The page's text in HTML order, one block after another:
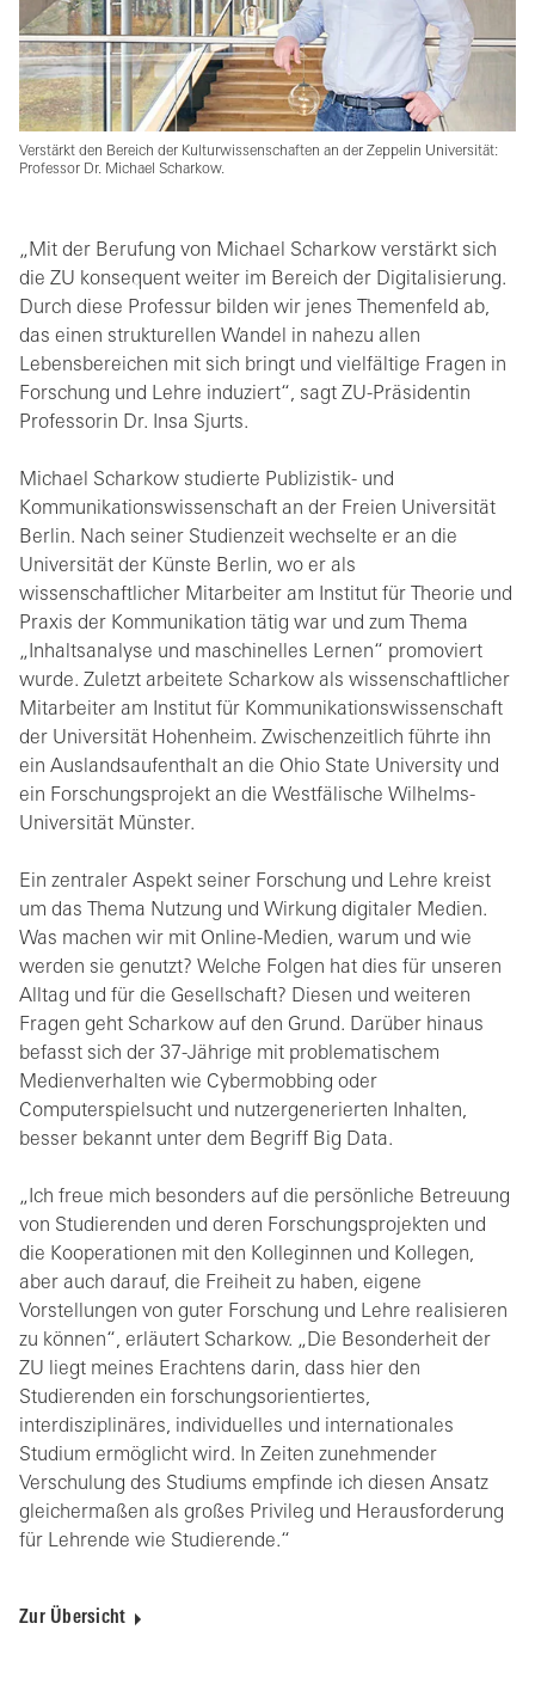
Verstärkt den Bereich der Kulturwissenschaften an der Zeppelin Universität:
Professor Dr. Michael Scharkow.
„Mit der Berufung von Michael Scharkow verstärkt sich
die ZU konsequent weiter im Bereich der Digitalisierung.
Durch diese Professur bilden wir jenes Themenfeld ab,
das einen strukturellen Wandel in nahezu allen
Lebensbereichen mit sich bringt und vielfältige Fragen in
Forschung und Lehre induziert“, sagt ZU-Präsidentin
Professorin Dr. Insa Sjurts.
Michael Scharkow studierte Publizistik- und
Kommunikationswissenschaft an der Freien Universität
Berlin. Nach seiner Studienzeit wechselte er an die
Universität der Künste Berlin, wo er als
wissenschaftlicher Mitarbeiter am Institut für Theorie und
Praxis der Kommunikation tätig war und zum Thema
„Inhaltsanalyse und maschinelles Lernen“ promoviert
wurde. Zuletzt arbeitete Scharkow als wissenschaftlicher
Mitarbeiter am Institut für Kommunikationswissenschaft
der Universität Hohenheim. Zwischenzeitlich führte ihn
ein Auslandsaufenthalt an die Ohio State University und
ein Forschungsprojekt an die Westfälische Wilhelms-
Universität Münster.
Ein zentraler Aspekt seiner Forschung und Lehre kreist
um das Thema Nutzung und Wirkung digitaler Medien.
Was machen wir mit Online-Medien, warum und wie
werden sie genutzt? Welche Folgen hat dies für unseren
Alltag und für die Gesellschaft? Diesen und weiteren
Fragen geht Scharkow auf den Grund. Darüber hinaus
befasst sich der 37-Jährige mit problematischem
Medienverhalten wie Cybermobbing oder
Computerspielsucht und nutzergenerierten Inhalten,
besser bekannt unter dem Begriff Big Data.
„Ich freue mich besonders auf die persönliche Betreuung
von Studierenden und deren Forschungsprojekten und
die Kooperationen mit den Kolleginnen und Kollegen,
aber auch darauf, die Freiheit zu haben, eigene
Vorstellungen von guter Forschung und Lehre realisieren
zu können“, erläutert Scharkow. „Die Besonderheit der
ZU liegt meines Erachtens darin, dass hier den
Studierenden ein forschungsorientiertes,
interdisziplinäres, individuelles und internationales
Studium ermöglicht wird. In Zeiten zunehmender
Verschulung des Studiums empfinde ich diesen Ansatz
gleichermaßen als großes Privileg und Herausforderung
für Lehrende wie Studierende.“
Zur Übersicht